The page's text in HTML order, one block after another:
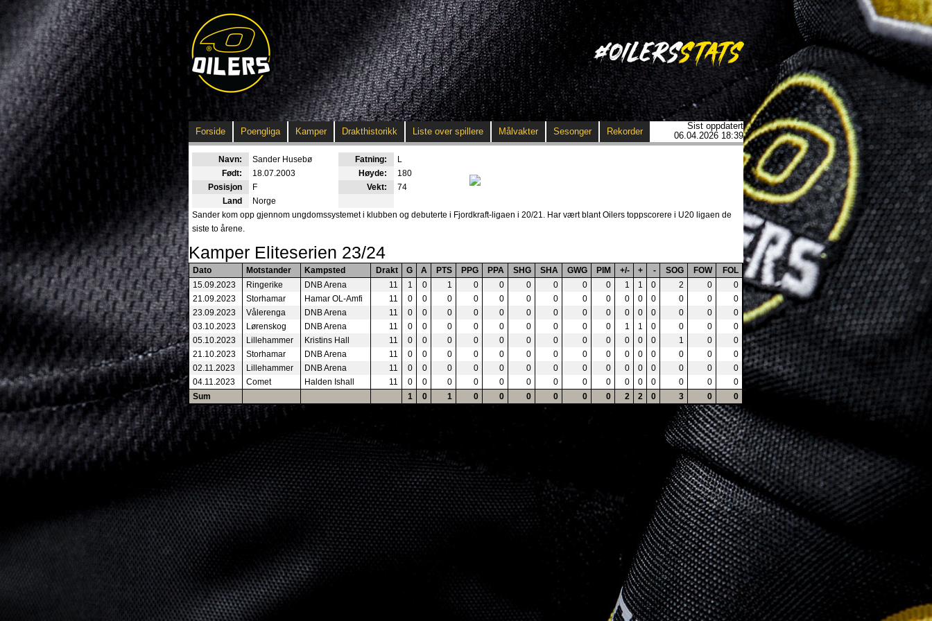
Forside Poengliga Kamper Drakthistorikk Liste over spillere Målvakter Sesonger Rekorder
Sist oppdatert
06.04.2026 18:39
Navn: Sander Husebø Fatning:
L
Født:
18.07.2003 Høyde:
180
Posisjon
F Vekt:
74
Land
Norge
Sander kom opp gjennom ungdomssystemet i klubben og debuterte i Fjordkraft-ligaen i 20/21. Har vært blant Oilers toppscorere i U20 ligaen de
siste to årene.
Kamper Eliteserien 23/24
Dato Motstander Kampsted Drakt G A PTS PPG PPA SHG SHA GWG PIM +/- + - SOG FOW
FOL
15.09.2023
Ringerike DNB Arena 11 1 0 1 0 0 0 0 0 0 1 1 0 2 0
0
21.09.2023
Storhamar Hamar OL-Amfi 11 0 0 0 0 0 0 0 0 0 0 0 0 0 0
0
23.09.2023
Vålerenga DNB Arena 11 0 0 0 0 0 0 0 0 0 0 0 0 0 0
0
03.10.2023
Lørenskog DNB Arena 11 0 0 0 0 0 0 0 0 0 1 1 0 0 0
0
05.10.2023
Lillehammer Kristins Hall 11 0 0 0 0 0 0 0 0 0 0 0 0 1 0
0
21.10.2023
Storhamar DNB Arena 11 0 0 0 0 0 0 0 0 0 0 0 0 0 0
0
02.11.2023
Lillehammer DNB Arena 11 0 0 0 0 0 0 0 0 0 0 0 0 0 0
0
04.11.2023
Comet Halden Ishall 11 0 0 0 0 0 0 0 0 0 0 0 0 0 0
0
Sum
1 0 1 0 0 0 0 0 0 2 2 0 3 0 0